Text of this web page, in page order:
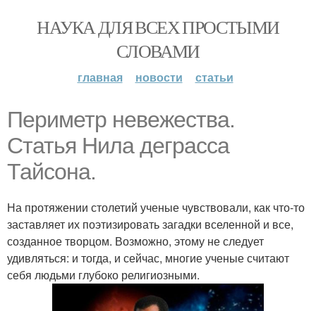
НАУКА ДЛЯ ВСЕХ ПРОСТЫМИ
СЛОВАМИ
главная новости статьи
Периметр невежества.
Статья Нила деграсса
Тайсона.
На протяжении столетий ученые чувствовали, как что-то
заставляет их поэтизировать загадки вселенной и все,
созданное творцом. Возможно, этому не следует
удивляться: и тогда, и сейчас, многие ученые считают
себя людьми глубоко религиозными.